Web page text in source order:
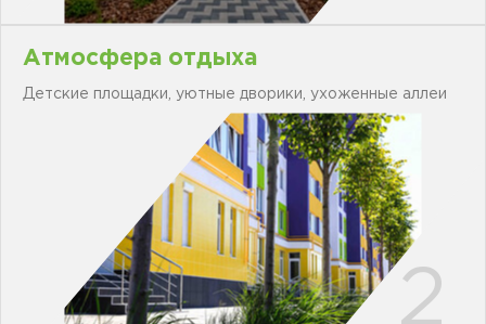
КОММЕРЧЕСКАЯ
Сайт застройщика
Новости
Акции
Отдел продаж
Петропавловская
борщаговка
Отдел продаж Софиевская
Атмосфера отдыха
Детские площадки, уютные дворики, ухоженные аллеи